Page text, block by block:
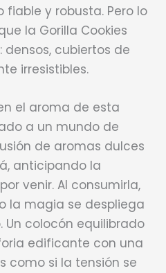
y robusta. Pero lo
la Gorilla Cookies
densos, cubiertos de
irresistibles.
el aroma de esta
a un mundo de
de aromas dulces
anticipando la
venir. Al consumirla,
la magia se despliega
Un colocón equilibrado
edificante con una
como si la tensión se